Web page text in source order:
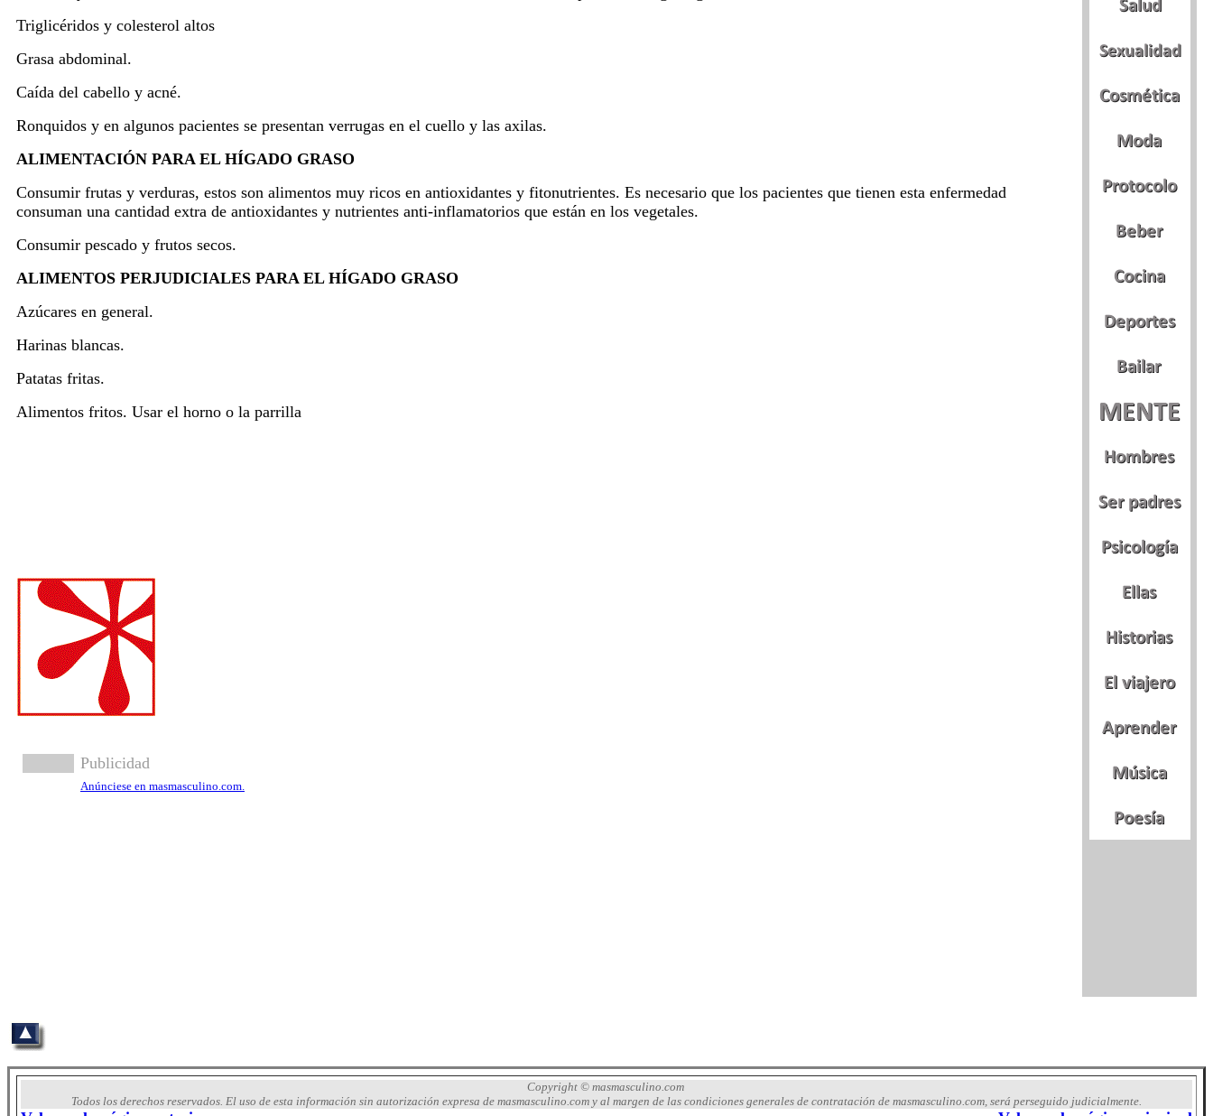
Triglicéridos y colesterol altos
Grasa abdominal.
Caída del cabello y acné.
Ronquidos y en algunos pacientes se presentan verrugas en el cuello y las axilas.
ALIMENTACIÓN PARA EL HÍGADO GRASO
Consumir frutas y verduras, estos son alimentos muy ricos en antioxidantes y fitonutrientes. Es necesario que los pacientes que tienen esta enfermedad
consuman una cantidad extra de antioxidantes y nutrientes anti-inflamatorios que están en los vegetales.
Consumir pescado y frutos secos.
ALIMENTOS PERJUDICIALES PARA EL HÍGADO GRASO
Azúcares en general.
Harinas blancas.
Patatas fritas.
Alimentos fritos. Usar el horno o la parrilla
Publicidad
Anúnciese en masmasculino.com.
Copyright © masmasculino.com
Todos los derechos reservados. El uso de esta información sin autorización expresa de masmasculino.com y al margen de las condiciones generales de contratación de masmasculino.com, será perseguido judicialmente.